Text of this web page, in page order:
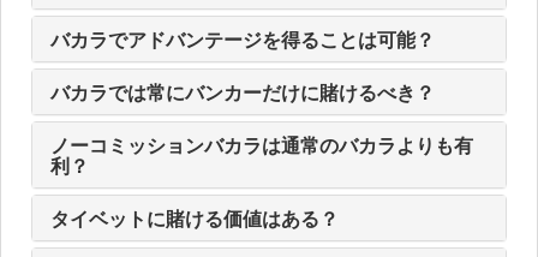
バカラでアドバンテージを得ることは可能？
バカラでは常にバンカーだけに賭けるべき？
ノーコミッションバカラは通常のバカラよりも有
利？
タイベットに賭ける価値はある？